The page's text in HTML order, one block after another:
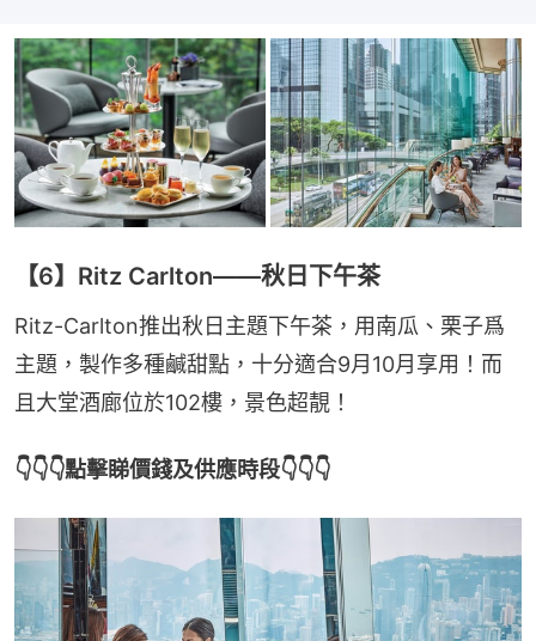
【6】Ritz Carlton——秋日下午茶
Ritz-Carlton推出秋日主題下午茶，用南瓜、栗子爲
主題，製作多種鹹甜點，十分適合9月10月享用！而
且大堂酒廊位於102樓，景色超靚！
👇👇👇點擊睇價錢及供應時段👇👇👇